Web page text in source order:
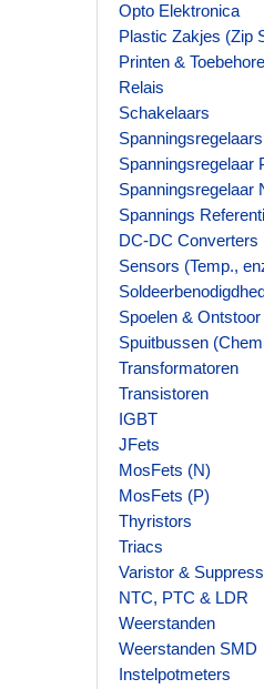
Opto Elektronica
Plastic Zakjes (Zip
Printen &
Relais
Schakelaars
Spanningsregelaar
Spanningsregelaar
Spannings
DC-DC Converters
Sensors (Temp.,
Spoelen & Ontstoor
Spuitbussen
Transformatoren
Transistoren
IGBT
JFets
MosFets (N)
MosFets (P)
Thyristors
Triacs
Varistor &
NTC, PTC & LDR
Weerstanden
Weerstanden SMD
Instelpotmeters